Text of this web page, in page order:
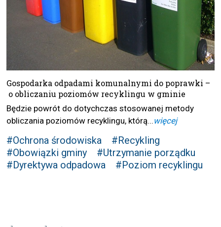
Gospodarka odpadami komunalnymi do poprawki –
o obliczaniu poziomów recyklingu w gminie
Będzie powrót do dotychczas stosowanej metody
obliczania poziomów recyklingu, którą...więcej
#Ochrona środowiska
#Recykling
#Obowiązki gminy
#Utrzymanie porządku
#Dyrektywa odpadowa
#Poziom recyklingu